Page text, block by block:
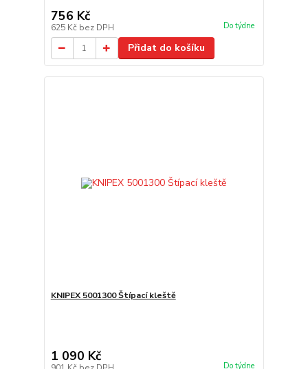
756 Kč
625 Kč bez DPH Do týdne
Přidat do košíku
KNIPEX 5001300 Štípací kleště
1 090 Kč
Do týdne